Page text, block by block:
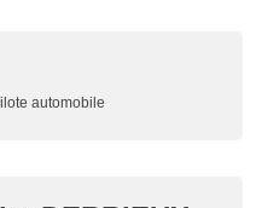
automobile